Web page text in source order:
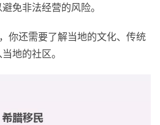
免非法经营的风险。
你还需要了解当地的文化、传统
地的社区。